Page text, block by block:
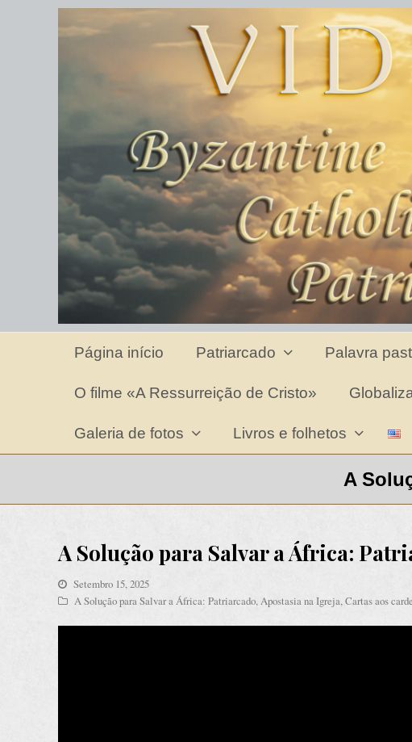
Página início Patriarcado Palavra
O filme «A Ressurreição de Cristo»
Galeria de fotos Livros e folhetos
A
A Solução para Salvar a África:
Setembro 15, 2025
A Solução para Salvar a África: Patriarcado,Apostasia na Igreja,Cartas aos